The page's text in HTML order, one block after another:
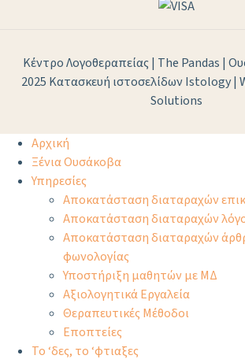
Κέντρο Λογοθεραπείας | The Pandas |
2025 Κατασκευή ιστοσελίδων Istology |
Solutions
Αρχική
Ξένια Ουσάκοβα
Υπηρεσίες
Αποκατάσταση διαταραχών
Αποκατάσταση διαταραχών
Αποκατάσταση διαταραχών
φωνολογίας
Υποστήριξη μαθητών με ΜΔ
Αξιολογητικά Εργαλεία
Θεραπευτικές Μέθοδοι
Εποπτείες
Το ‘δες, το ‘φτιαξες